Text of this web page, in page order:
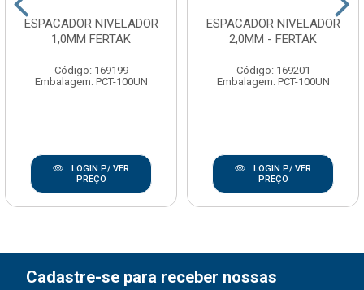
ESPACADOR NIVELADOR
1,0MM FERTAK
Código: 169199
Embalagem: PCT-100UN
LOGIN P/ VER
PREÇO
ESPACADOR NIVELADOR
2,0MM - FERTAK
Código: 169201
Embalagem: PCT-100UN
LOGIN P/ VER
PREÇO
Cadastre-se para receber nossas